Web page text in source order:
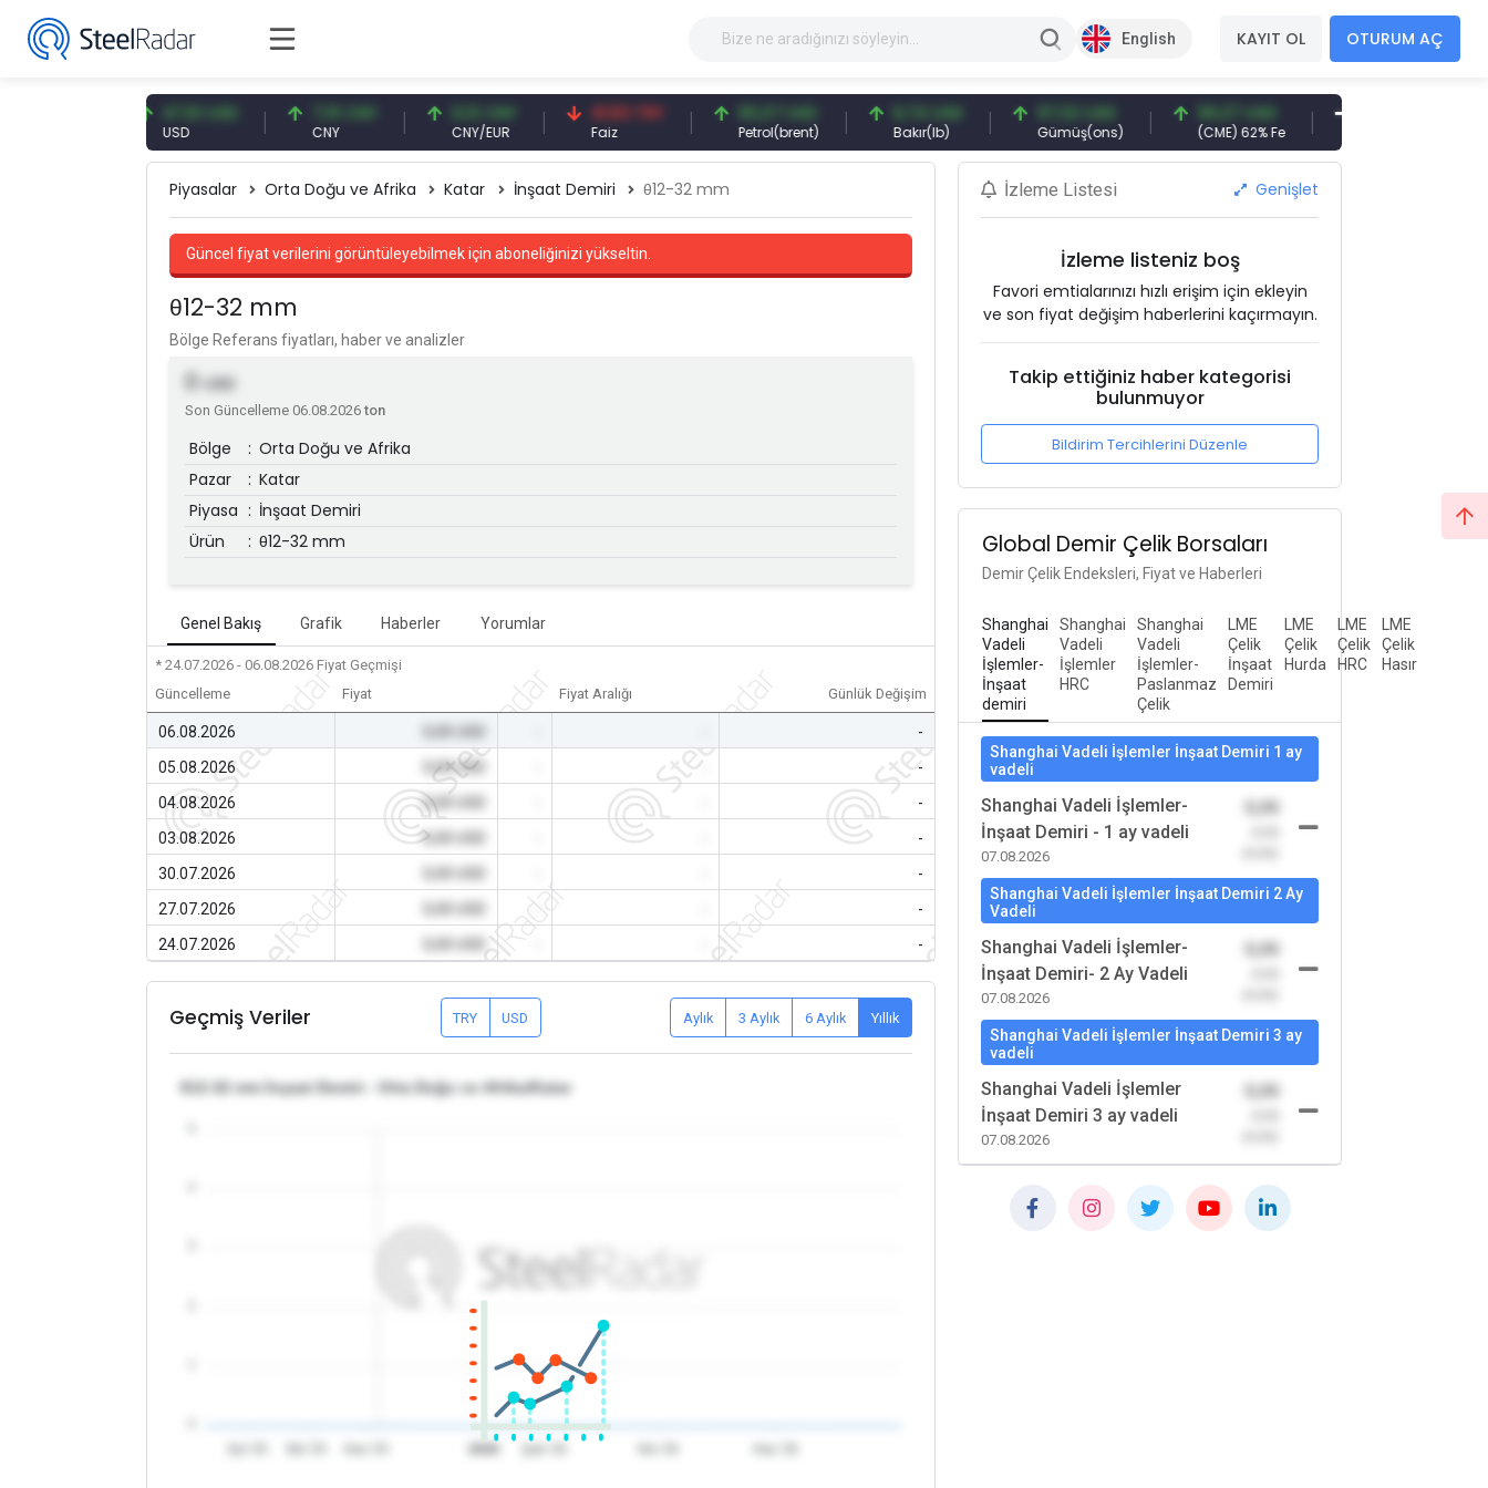
English KAYIT OL OTURUM AÇ
47,61 USD 7,10 CNY
CNY
0,13 CNY
CNY/EUR
41,53 TRY
Faiz
83,27 USD
Petrol(brent)
6,74 USD
Bakır(lb)
97,32 USD
Gümüş(ons)
96,27 USD
(CME) 62% Fe
377,25 USD
Gemi Söküm
Piyasalar Orta Doğu ve Afrika Katar İnşaat Demiri θ12-32 mm
Güncel fiyat verilerini görüntüleyebilmek için aboneliğinizi yükseltin.
θ12-32 mm
Bölge Referans fiyatları, haber ve analizler
0 USD
Son Güncelleme 06.08.2026ton
Bölge : Orta Doğu ve Afrika
Pazar
: Katar
Piyasa : İnşaat Demiri
Ürün
: θ12-32 mm
Genel Bakış Grafik Haberler Yorumlar
* 24.07.2026 - 06.08.2026 Fiyat Geçmişi
Güncelleme
Fiyat Fiyat Aralığı Günlük Değişim
06.08.2026
-
05.08.2026
0,00 USD
-
04.08.2026
0,00 USD
-
03.08.2026
0,00 USD
-
30.07.2026
-
27.07.2026
-
-
24.07.2026
-
Geçmiş Veriler TRY USD Aylık 3 Aylık 6 Aylık Yıllık
θ12-32 mm İnşaat Demiri - Orta Doğu ve Afrika/Katar
İzleme Listesi Genişlet
İzleme listeniz boş
Favori emtialarınızı hızlı erişim için ekleyin
ve son fiyat değişim haberlerini kaçırmayın.
Takip ettiğiniz haber kategorisi
bulunmuyor
Bildirim Tercihlerini Düzenle
Global Demir Çelik Borsaları
Demir Çelik Endeksleri, Fiyat ve Haberleri
Shanghai
Vadeli
İşlemler-
İnşaat
demiri
Shanghai
Vadeli
İşlemler
HRC
Shanghai
Vadeli
İşlemler-
Paslanmaz
Çelik
LME
Çelik
İnşaat
Demiri
LME
Çelik
Hurda
LME
Çelik
HRC
LME
Çelik
Hasır
Shanghai Vadeli İşlemler İnşaat Demiri 1 ay
vadeli
Shanghai Vadeli İşlemler-
İnşaat Demiri - 1 ay vadeli
07.08.2026
Shanghai Vadeli İşlemler İnşaat Demiri 2 Ay
Vadeli
Shanghai Vadeli İşlemler-
İnşaat Demiri- 2 Ay Vadeli
07.08.2026
Shanghai Vadeli İşlemler İnşaat Demiri 3 ay
vadeli
Shanghai Vadeli İşlemler
İnşaat Demiri 3 ay vadeli
07.08.2026